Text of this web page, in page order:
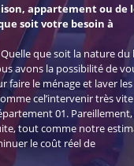
appartement ou de
soit votre besoin à
Quelle que soit la nature
avons la possibilité de
faire le ménage et laver
cel’intervenir très
01.
tout comme notre
le coût réel de